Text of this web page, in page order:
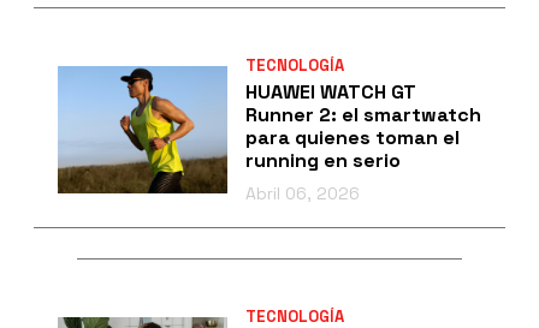
TECNOLOGÍA
HUAWEI WATCH GT
Runner 2: el smartwatch
para quienes toman el
running en serio
Abril 06, 2026
TECNOLOGÍA